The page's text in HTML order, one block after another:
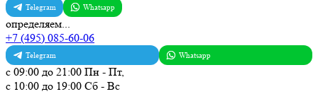
Telegram Whatsapp
определяем...
+7 (495) 085-60-06
Telegram Whatsapp
с 09:00 до 21:00 Пн - Пт,
с 10:00 до 19:00 Сб - Вс